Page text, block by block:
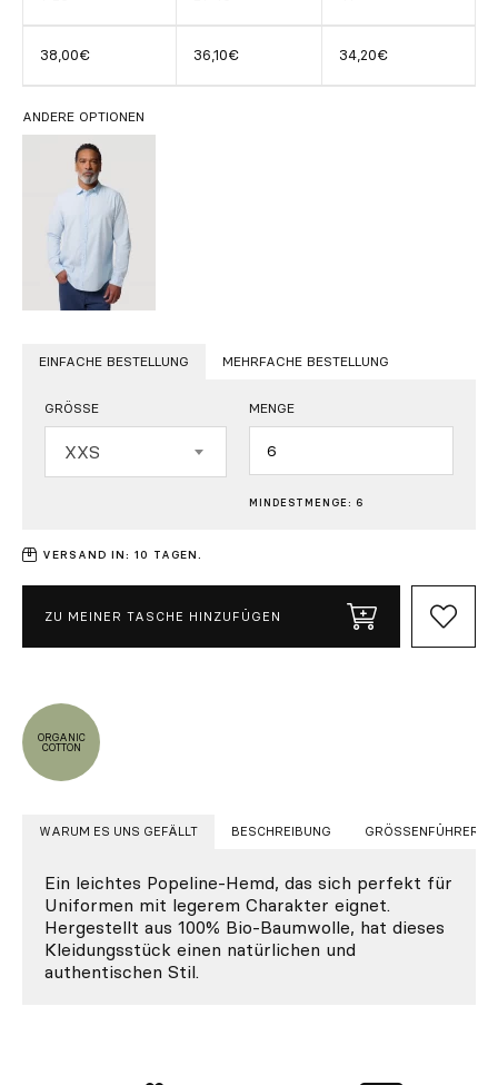
38,00€ 36,10€ 34,20€
ANDERE OPTIONEN
EINFACHE BESTELLUNG MEHRFACHE BESTELLUNG
GRÖSSE
XXS
MENGE
MINDESTMENGE: 6
VERSAND IN: 10 TAGEN.
ZU MEINER TASCHE HINZUFÜGEN
ORGANIC
COTTON
WARUM ES UNS GEFÄLLT BESCHREIBUNG GRÖSSENFÜHRER
Ein leichtes Popeline-Hemd, das sich perfekt für
Uniformen mit legerem Charakter eignet.
Hergestellt aus 100% Bio-Baumwolle, hat dieses
Kleidungsstück einen natürlichen und
authentischen Stil.